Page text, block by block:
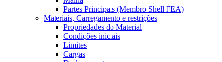
Partes Principais (Membro Shell FEA)
Materiais, Carregamento e restrições
Propriedades do Material
Condições iniciais
Limites
Cargas